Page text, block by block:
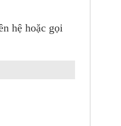
hệ hoặc gọi